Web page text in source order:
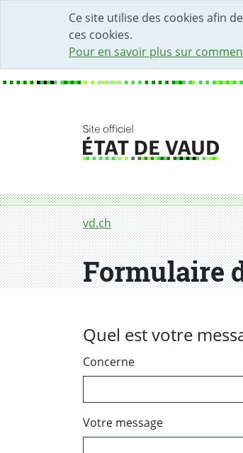
Ce site utilise des cookies afin
ces cookies.
Pour en savoir plus sur
DÉBUT DU CONTENU DE LA
ACCÈS AU CHAMP DE
PAGE D'ACCUEIL
FORMULAIRE DE CONTACT
Fil d'Ariane
vd.ch
Formulaire de contact
Formulaire
Quel est votre
Concerne
Votre message